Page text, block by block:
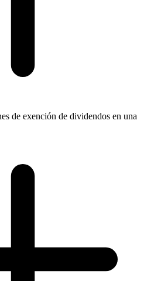
de exención de dividendos en una